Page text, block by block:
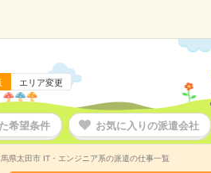
エリア変更
希望条件 お気に入りの派遣会社
県太田市 IT・エンジニア系の派遣の仕事一覧